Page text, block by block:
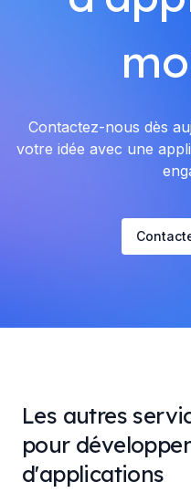
Contactez-nous dès
votre idée avec une
Les autres
pour
d'applications